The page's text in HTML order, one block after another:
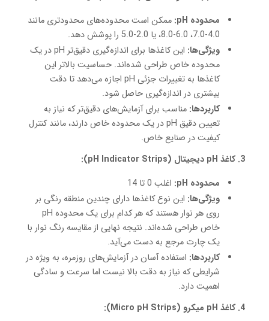
محدوده pH:
ممکن است محدوده‌های محدودتری مانند
4.0-7.0، 6.0-8.0، یا 2.0-5.0 را پوشش دهد.
ویژگی‌ها:
این کاغذها برای اندازه‌گیری دقیق‌تر pH در یک
محدوده خاص طراحی شده‌اند. حساسیت بالاتر این
کاغذها به تغییرات جزئی pH اجازه می‌دهد تا دقت
بیشتری در اندازه‌گیری حاصل شود.
کاربردها: مناسب برای آزمایش‌های دقیق‌تر که نیاز به
تعیین دقیق pH در یک محدوده خاص دارند، مانند کنترل
کیفیت در صنایع خاص.
3. کاغذ pH دیجیتال (pH Indicator Strips):
محدوده pH:
اغلب 0 تا 14
ویژگی‌ها: این نوع کاغذها دارای چندین منطقه رنگی بر
روی هر نوار هستند که هر کدام برای یک محدوده pH
خاص طراحی شده‌اند. نتیجه نهایی از مقایسه رنگ نوار با
یک چارت مرجع به دست می‌آید.
کاربردها: استفاده آسان در آزمایش‌های روزمره، به ویژه در
شرایطی که نیاز به دقت بالا نیست اما سرعت و سادگی
اهمیت دارد.
4. کاغذ pH میکرو (Micro pH Strips):